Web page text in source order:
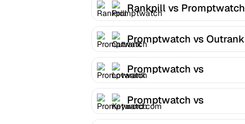
Rankpill vs Promptwatch
Promptwatch vs Outrank
Promptwatch vs
Lovarank
Promptwatch vs
Keyword.com